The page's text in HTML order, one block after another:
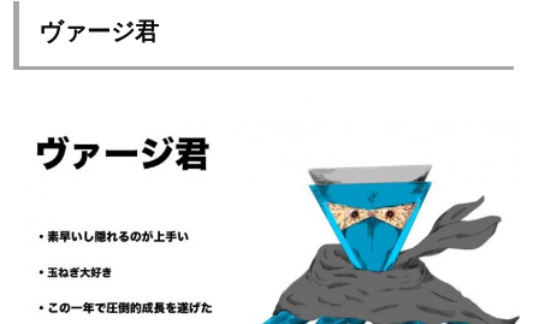
ヴァージ君